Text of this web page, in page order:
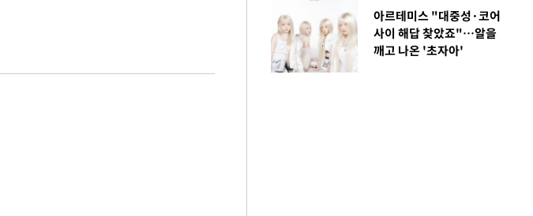
아르테미스 "대중성·코어
사이 해답 찾았죠"…알을
깨고 나온 '초자아'